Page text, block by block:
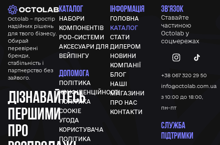
Octolab – простір
надійних рішень
для твого бізнесу.
Обирай
перевірені
бренди,
стабільність і
партнерство без
зайвого.
Дізнавайтесь
першими
про
КАТАЛОГ
НАБОРИ
КОМПОНЕНТІВ
POD-СИСТЕМИ
АКСЕСУАРИ ДЛЯ
ВЕЙПІНГУ
ДОПОМОГА
ПОЛІТИКА
КОНФІДЕНЦІЙНОСТІ
ПОЛІТИКА
COOKIE
УГОДА
КОРИСТУВАЧА
ПОЛІТИКА
ІНФОРМАЦІЯ
ГОЛОВНА
КАТАЛОГ
СТАТИ
ДИЛЕРОМ
НОВИНИ
КОМПАНІЇ
БЛОГ
НАШІ
МАГАЗИНИ
ПРО НАС
КОНТАКТИ
ЗВ'ЯЗОК
Ставайте
частиною
Octolab у
соцмережах
+38 067 320 29 50
info@octolab.com.ua
з 10:00 до 18:00,
пн-пт
СЛУЖБА
ПІДТРИМКИ